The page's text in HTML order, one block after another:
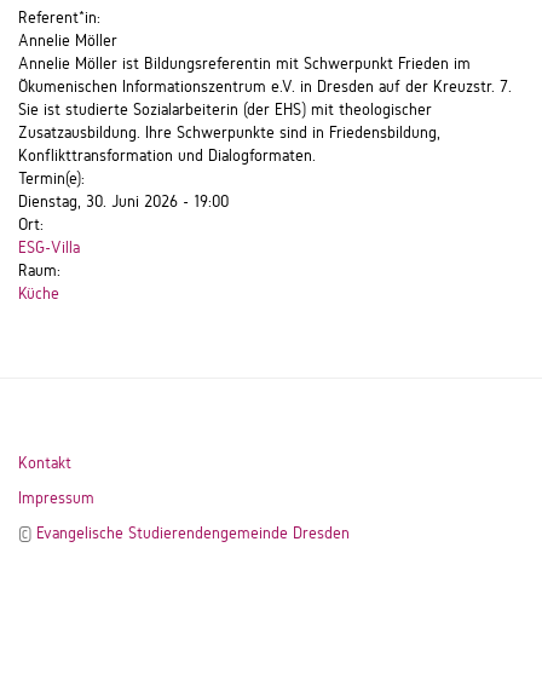
Referent*in:
Annelie Möller
Annelie Möller ist Bildungsreferentin mit Schwerpunkt Frieden im
Ökumenischen Informationszentrum e.V. in Dresden auf der Kreuzstr. 7.
Sie ist studierte Sozialarbeiterin (der EHS) mit theologischer
Zusatzausbildung. Ihre Schwerpunkte sind in Friedensbildung,
Konflikttransformation und Dialogformaten.
Termin(e):
Dienstag, 30. Juni 2026 - 19:00
Ort:
ESG-Villa
Raum:
Küche
Kontakt
Impressum
© Evangelische Studierendengemeinde Dresden